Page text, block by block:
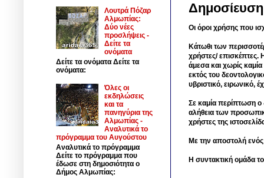
Οι όροι χρήσης που
Κάτωθι των
χρήστες/ επισκέπτες.
άμεσα και χωρίς
εκτός του
υβριστικό, ειρωνικό,
Σε καμία περίπτωση ο
αλήθεια των
χρήστες της
Με την αποστολή
Η συντακτική ομάδα
Λουτρά Πόζαρ
Αλμωπίας:
Δύο νέες
προσλήψεις -
Δείτε τα
ονόματα
Δείτε τα ονόματα Δείτε τα
ονόματα:
Όλες οι
εκδηλώσεις
και τα
πανηγύρια της
Αλμωπίας -
Αναλυτικά το
πρόγραμμα του Αυγούστου
Αναλυτικά το πρόγραμμα
Δείτε το πρόγραμμα που
έδωσε στη δημοσιότητα ο
Δήμος Αλμωπίας: